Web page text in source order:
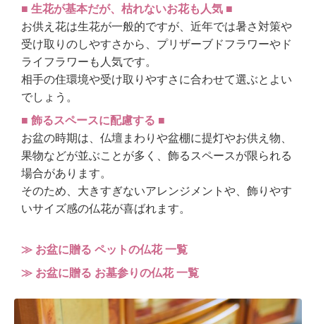
■ 生花が基本だが、枯れないお花も人気 ■
お供え花は生花が一般的ですが、近年では暑さ対策や
受け取りのしやすさから、プリザーブドフラワーやド
ライフラワーも人気です。
相手の住環境や受け取りやすさに合わせて選ぶとよい
でしょう。
■ 飾るスペースに配慮する ■
お盆の時期は、仏壇まわりや盆棚に提灯やお供え物、
果物などが並ぶことが多く、飾るスペースが限られる
場合があります。
そのため、大きすぎないアレンジメントや、飾りやす
いサイズ感の仏花が喜ばれます。
≫ お盆に贈る ペットの仏花 一覧
≫ お盆に贈る お墓参りの仏花 一覧